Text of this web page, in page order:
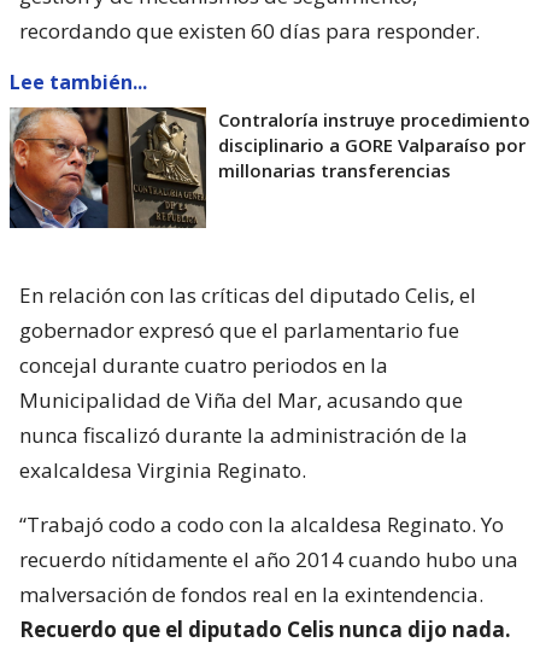
recordando que existen 60 días para responder.
Lee también...
Contraloría instruye procedimiento
disciplinario a GORE Valparaíso por
millonarias transferencias
En relación con las críticas del diputado Celis, el
gobernador expresó que el parlamentario fue
concejal durante cuatro periodos en la
Municipalidad de Viña del Mar, acusando que
nunca fiscalizó durante la administración de la
exalcaldesa Virginia Reginato.
“Trabajó codo a codo con la alcaldesa Reginato. Yo
recuerdo nítidamente el año 2014 cuando hubo una
malversación de fondos real en la exintendencia.
Recuerdo que el diputado Celis nunca dijo nada.